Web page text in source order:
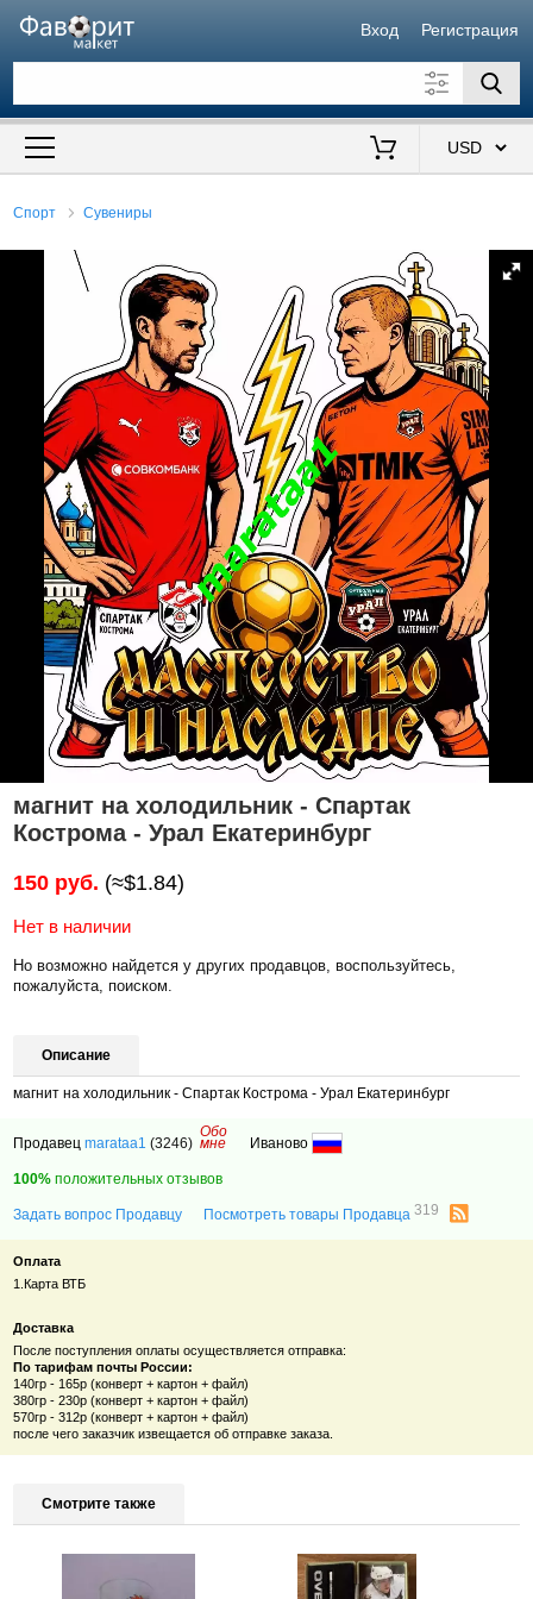
Вход Регистрация
Искать также в описании
Спорт Сувениры
магнит на холодильник - Спартак
Кострома - Урал Екатеринбург
150 руб. (≈$1.84)
Нет в наличии
Но возможно найдется у других продавцов, воспользуйтесь,
пожалуйста, поиском.
Описание
магнит на холодильник - Спартак Кострома - Урал Екатеринбург
Продавецmarataa1 (3246)
Обо
мне Иваново
100% положительных отзывов
Задать вопрос Продавцу Посмотреть товары Продавца319
Оплата
1.Карта ВТБ
Доставка
После поступления оплаты осуществляется отправка:
По тарифам почты России:
140гр - 165р (конверт + картон + файл)
380гр - 230р(конверт + картон + файл)
570гр - 312р(конверт + картон + файл)
после чего заказчик извещается об отправке заказа.
Смотрите также